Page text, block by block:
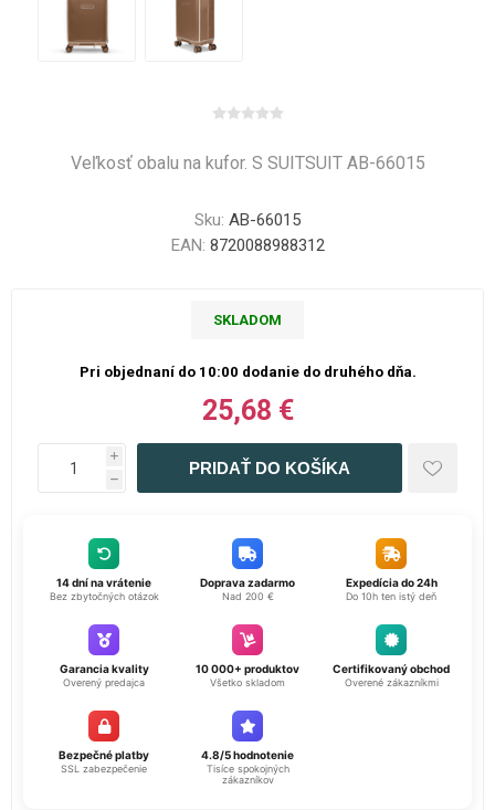
Veľkosť obalu na kufor. S SUITSUIT AB-66015
Sku: AB-66015
EAN: 8720088988312
SKLADOM
Pri objednaní do 10:00 dodanie do druhého dňa.
25,68 €
i
h
14 dní na vrátenie
Bez zbytočných otázok
Doprava zadarmo
Nad 200 €
Expedícia do 24h
Do 10h ten istý deň
Garancia kvality
Overený predajca
10 000+ produktov
Všetko skladom
Certifikovaný obchod
Overené zákazníkmi
Bezpečné platby
SSL zabezpečenie
4.8/5 hodnotenie
Tisíce spokojných
zákazníkov